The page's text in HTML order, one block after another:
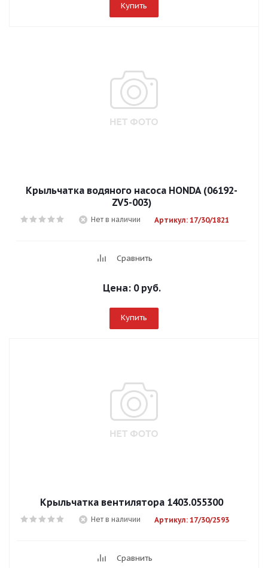
Купить
Крыльчатка водяного насоса HONDA (06192-
ZV5-003)
Нет в наличии Артикул: 17/30/1821
Сравнить
Цена: 0 руб.
Купить
Крыльчатка вентилятора 1403.055300
Нет в наличии Артикул: 17/30/2593
Сравнить